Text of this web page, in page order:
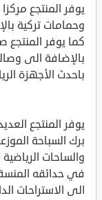
يوفر المنتجع
وحمامات تركية
كما يوفر المنتجع
بالإضافة الى
باحدث الأجهزة
يوفر المنتجع
برك السباحة
والساحات
في حدائقه
الى الاستراحات